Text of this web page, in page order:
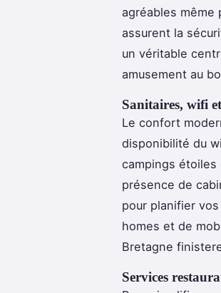
agréables même
assurent la
un véritable
amusement au
Sanitaires, wifi
Le confort
disponibilité du
campings étoiles
présence de
pour planifier
homes et de
Bretagne
Services